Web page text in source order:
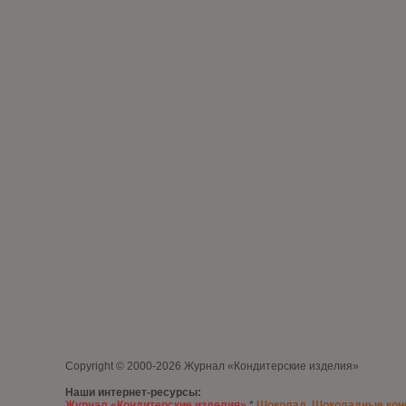
Copyright © 2000-2026 Журнал «Кондитерские изделия»
Наши интернет-ресурсы: